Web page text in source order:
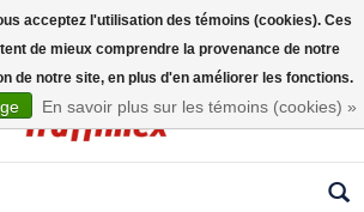
acceptez l'utilisation des témoins (cookies). Ces
de mieux comprendre la provenance de notre
de notre site, en plus d'en améliorer les fonctions.
En savoir plus sur les témoins (cookies) »